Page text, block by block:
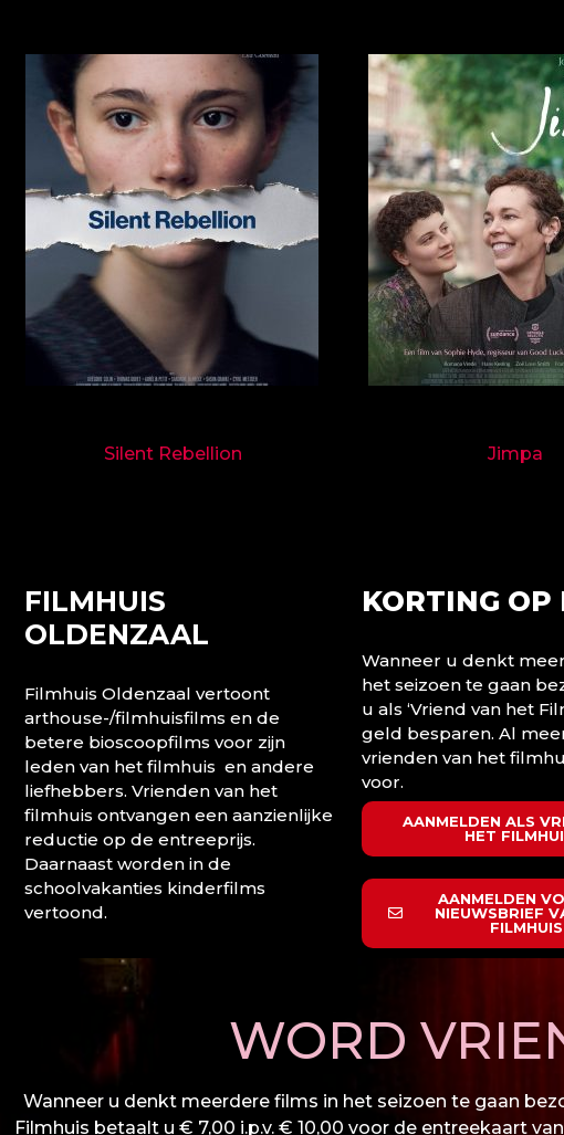
Silent Rebellion Jimpa
FILMHUIS
OLDENZAAL
Filmhuis Oldenzaal vertoont
arthouse-/filmhuisfilms en de
betere bioscoopfilms voor zijn
leden van het filmhuis en andere
liefhebbers. Vrienden van het
filmhuis ontvangen een aanzienlijke
reductie op de entreeprijs.
Daarnaast worden in de
schoolvakanties kinderfilms
vertoond.
KORTING OP
Wanneer u denkt
het seizoen te gaan
u als ‘Vriend van het
geld besparen. Al
vrienden van het
voor.
AANMELDEN ALS
HET
AANMELDEN
NIEUWSBRIEF
FILMHUIS
WORD
Wanneer u denkt meerdere films in het seizoen te gaan
Filmhuis betaalt u € 7,00 i.p.v. € 10,00 voor de entreekaart